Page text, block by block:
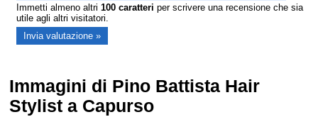
Immetti almeno altri100 caratteri per scrivere una recensione che sia
utile agli altri visitatori.
Immagini di Pino Battista Hair
Stylist a Capurso